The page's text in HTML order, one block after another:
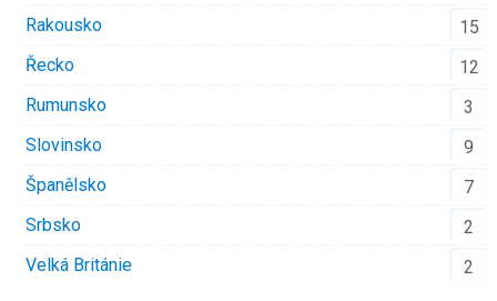
Rakousko
15
Řecko
12
Rumunsko
3
Slovinsko
9
Španělsko
7
Srbsko
2
Velká Británie
2